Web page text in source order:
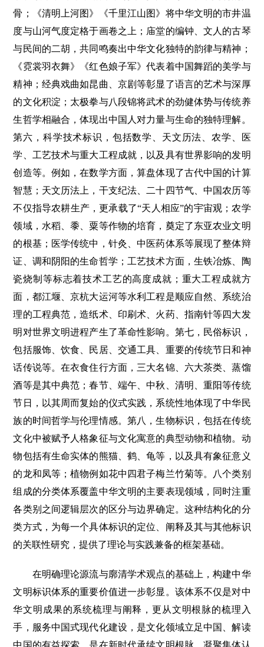
骨；《清明上河图》《千里江山图》将中华文明的市井温
度与山河气度定格于画卷之上；庙堂的编钟、文人的古琴
与民间的二胡，共同鸣奏出中华文化独特的韵律与精神；
《霓裳羽衣舞》《红色娘子军》代表着中国舞蹈的美学与
精神；经典戏曲如昆曲、京剧等彰显了语言的艺术与深厚
的文化积淀；太极拳与八段锦将武术的劲健体势与传统养
生哲学相融合，体现出中国人对力量与生命的独特理解。
第六，科学技术标识，包括数学、天文历法、农学、医
学、工艺技术与重大工程成就，以及具有世界影响的发明
创造等。例如，在数学方面，算盘体现了古代中国的计算
智慧；天文历法上，干支纪法、二十四节气、中国农历等
不仅指导农耕生产，更承载了“天人相应”的宇宙观；农学
领域，水稻、黍、粟等作物的培育，奠定了东亚农业文明
的根基；医学传统中，针灸、中医药体系等展现了整体辩
证、调和阴阳的生命哲学；工艺技术方面，生铁冶炼、陶
瓷烧制等标志着技术工艺的高度成就；重大工程成就方
面，都江堰、京杭大运河等水利工程是顺应自然、系统治
理的工程典范，造纸术、印刷术、火药、指南针等四大发
明对世界文明进程产生了革命性影响。第七，民俗标识，
包括服饰、饮食、民居、交通工具、重要的传统节日和神
话传说等。在衣食住行方面，三大名锦、六大茶类、蒸馏
酒等是其中典范；春节、端午、中秋、清明、重阳等传统
节日，以其周而复始的仪式实践，系统性地体现了中华民
族的时间哲学与伦理情感。第八，生物标识，包括在传统
文化中被赋予人格象征与文化寓意的典型动物和植物。动
物包括有生命实体的熊猫、鹤、龟等，以及具有象征意义
的龙和凤等；植物例如花中四君子梅兰竹菊等。八个类别
组成的分类体系覆盖中华文明的主要表现领域，同时注重
各类别之间逻辑层次的区分与边界确定。这种结构化的分
类方式，为每一个具体标识的定位、阐释及其与其他标识
的关联性研究，提供了理论与实践兼备的框架基础。
在明确理论源流与廓清学术观点的基础上，构建中华
文明标识体系的重要价值进一步彰显。该体系不仅是对中
华文明成果的系统梳理与阐释，更从文明根脉的梳理入
手，服务中国式现代化建设，是文化领域立足中国、解读
中国的有益探索，是在新时代承续文明根脉、凝聚集体认